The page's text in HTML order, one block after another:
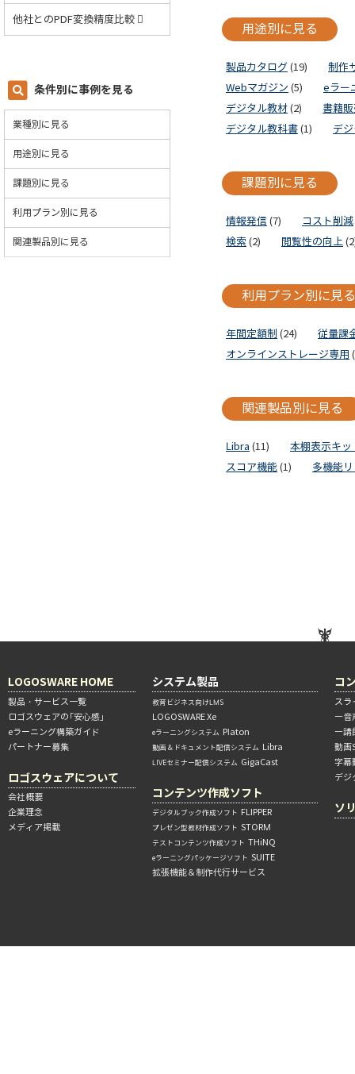
用途別に見る
製品カタログ (19)
制作
Webマガジン (5)
eラー
デジタル教材 (2)
書籍
デジタル教科書 (1) デ
課題別に見る
情報発信 (7) コスト削減
検索 (2) 閲覧性の向上
利用プラン別に見る
年間定額制 (24)
従量課
オンラインストレージ専用
関連製品別に見る
Libra (11)
本棚表示キッ
スコア機能 (1) 多機能
他社とのPDF変換精度比較
条件別に事例を見る
業種別に見る
用途別に見る
課題別に見る
利用プラン別に見る
関連製品別に見る
LOGOSWARE HOME
製品・サービス一覧
ロゴスウェアの「安心感」
eラーニング構築ガイド
パートナー募集
ロゴスウェアについて
会社概要
企業理念
メディア掲載
システム製品
教育ビジネス向けLMS
LOGOSWARE Xe
eラーニングシステム Platon
動画＆ドキュメント配信システム Libra
LIVEセミナー配信システム GigaCast
コンテンツ作成ソフト
デジタルブック作成ソフト FLIPPER
プレゼン型教材作成ソフト STORM
テストコンテンツ作成ソフト THiNQ
eラーニングパッケージソフト SUITE
拡張機能＆制作代行サービス
コ
ス
―音
―講
動画
字幕
デジ
ソ